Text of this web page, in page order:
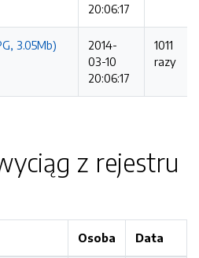
20:06:17
3.05Mb)
2014-
03-10
20:06:17
1011
razy
z rejestru
Osoba Data